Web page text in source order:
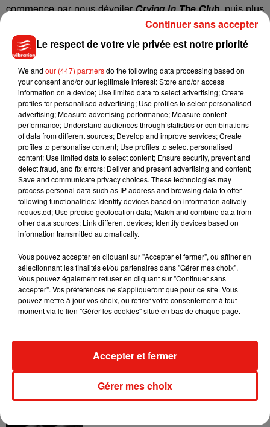
commence par nous dévoiler CryingIn The Club, puis plus
Aujourd’hui, elle revient avec le single
Never
avec lequel elle a littéralement
enflammé le plateau de l'émission
The Tonight
Jimmy Fallon.
7 août 2026
Julien Lieb s’essaye à la vie de chatelain
dans son nouveau clip
Le respect de votre vie privée est notre priorité
We and our (447) partnersdo the following data processing based on
your consent and/or our legitimate interest: Store and/or access
information on a device; Use limited data to select advertising; Create
profiles for personalised advertising; Use profiles to select personalised
advertising; Measure advertising performance; Measure content
performance; Understand audiences through statistics or combinations
of data from different sources; Develop and improve services; Create
profiles to personalise content; Use profiles to select personalised
content; Use limited data to select content; Ensure security, prevent and
detect fraud, and fix errors; Deliver and present advertising and content;
Save and communicate privacy choices. These technologies may
process personal data such as IP address and browsing data to offer
following functionalities: Identify devices based on information actively
requested; Use precise geolocation data; Match and combine data from
other data sources; Link different devices; Identify devices based on
information transmitted automatically.
Vous pouvez accepter en cliquant sur "Accepter et fermer", ou affiner en
sélectionnant les finalités et/ou partenaires dans "Gérer mes choix".
Vous pouvez également refuser en cliquant sur "Continuer sans
accepter". Vos préférences ne s'appliqueront que pour ce site. Vous
pouvez mettre à jour vos choix, ou retirer votre consentement à tout
moment via le lien "Gérer les cookies" situé en bas de chaque page.
Gérer mes choix
Accepter et fermer
Continuer sans accepter